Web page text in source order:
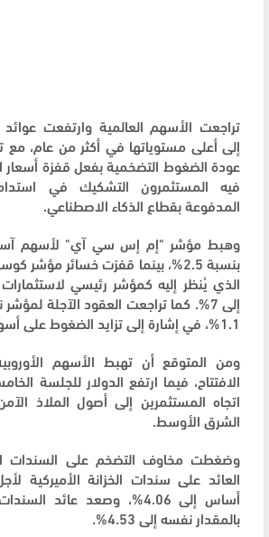
تراجعت الأسهم العالمية وارتفعت عوائد
إلى أعلى مستوياتها في أكثر من عام،
عودة الضغوط التضخمية بفعل قفزة
فيه المستثمرون التشكيك في
المدفوعة بقطاع الذكاء الاصطناعي.
وهبط مؤشر "إم إس سي آي" لأسهم
بنسبة 2.5%، بينما قفزت خسائر مؤشر
الذي يُنظر إليه كمؤشر رئيسي لاستثمارات
1.1%، في إشارة إلى تزايد الضغوط على أسهم التكنولوجيا.
الافتتاح، فيما ارتفع الدولار للجلسة
اتجاه المستثمرين إلى أصول الملاذ
الشرق الأوسط.
وضغطت مخاوف التضخم على السندات
العائد على سندات الخزانة الأميركية
بالمقدار نفسه إلى 4.53%.